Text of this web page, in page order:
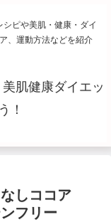
ピや美肌・健康・ダイ
、運動方法などを紹介
肌健康ダイエッ
！
しココア
フリー